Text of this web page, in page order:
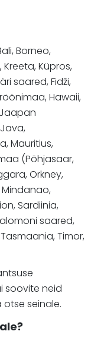
Borneo,
Küpros,
saared, Fidži,
Hawaii,
Mauritius,
(Põhjasaar,
Orkney,
Mindanao,
Sardiinia,
saared,
Timor,
soovite neid
seinale.